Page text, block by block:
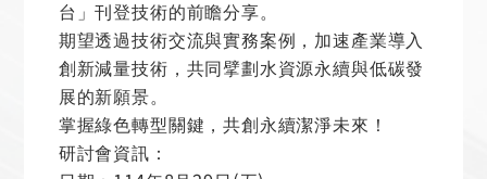
台」刊登技術的前瞻分享。
期望透過技術交流與實務案例，加速產業導入
創新減量技術，共同擘劃水資源永續與低碳發
展的新願景。
掌握綠色轉型關鍵，共創永續潔淨未來！
研討會資訊：